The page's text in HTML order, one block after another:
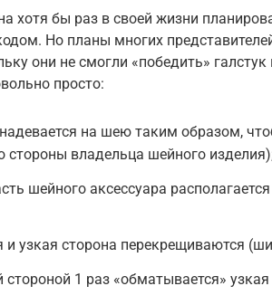
хотя бы раз в своей жизни
Но планы многих
они не смогли «победить»
просто:
надевается на шею таким образом,
стороны владельца шейного
шейного аксессуара
узкая сторона перекрещиваются
1 раз «обматывается» узкая